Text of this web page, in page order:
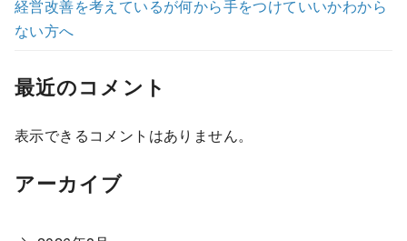
経営改善を考えているが何から手をつけていいかわから
ない方へ
最近のコメント
表示できるコメントはありません。
アーカイブ